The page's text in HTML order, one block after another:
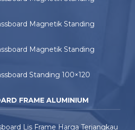
Magnetik Standing
Magnetik Standing
Standing 100×120
FRAME ALUMINIUM
Lis Frame Harga Terjangkau